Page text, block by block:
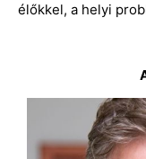
élőkkel, a helyi